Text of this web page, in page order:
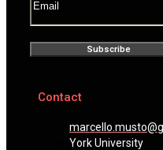
Subscribe
Contact
York University